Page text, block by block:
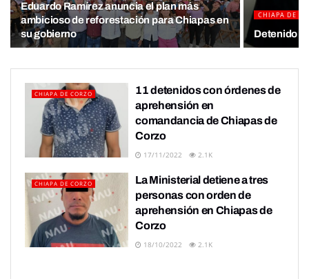
Eduardo Ramírez anuncia el plan más
ambicioso de reforestación para Chiapas en
su gobierno
CHIAPA DE
Detenido
CHIAPA DE CORZO
11 detenidos con órdenes de
aprehensión en
comandancia de Chiapas de
Corzo
17/11/2022 2.1K
CHIAPA DE CORZO
La Ministerial detiene a tres
personas con orden de
aprehensión en Chiapas de
Corzo
18/10/2022 2.1K